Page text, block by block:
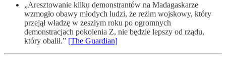
„Aresztowanie kilku demonstrantów na Madagaskarze
wzmogło obawy młodych ludzi, że reżim wojskowy, który
przejął władzę w zeszłym roku po ogromnych
demonstracjach pokolenia Z, nie będzie lepszy od rządu,
który obalił.” [The Guardian]